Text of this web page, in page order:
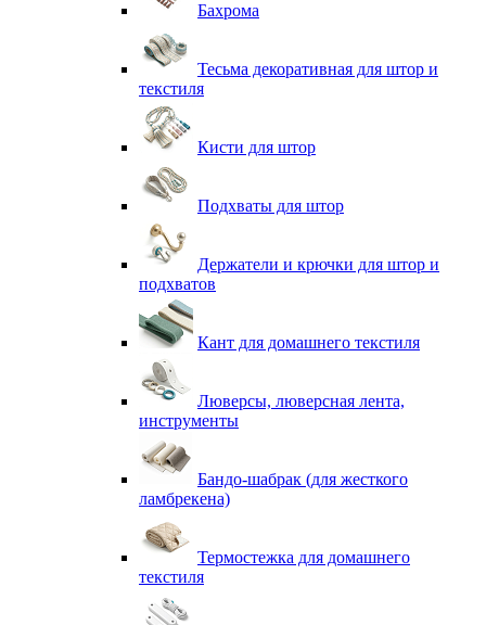
Бахрома
Тесьма декоративная для штор и
текстиля
Кисти для штор
Подхваты для штор
Держатели и крючки для штор и
подхватов
Кант для домашнего текстиля
Люверсы, люверсная лента,
инструменты
Бандо-шабрак (для жесткого
ламбрекена)
Термостежка для домашнего
текстиля